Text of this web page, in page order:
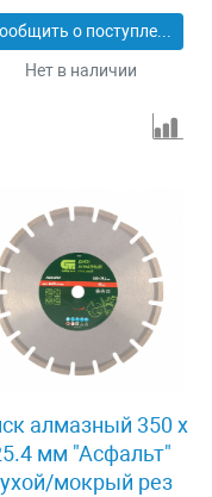
Сообщить о поступлении
Нет в наличии
алмазный 350 х
мм "Асфальт"
мокрый рез